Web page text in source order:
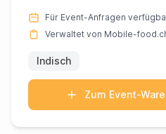
Für Event-Anfragen
Verwaltet von Mobile-
Indisch
Zum Event-